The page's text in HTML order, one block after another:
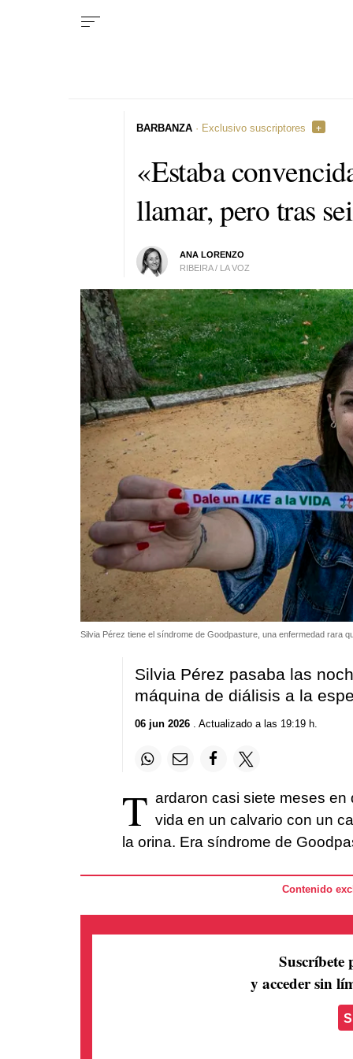
«Estaba
llamar, pero tras
ANA LORENZO
RIBEIRA / LA VOZ
BARBANZA · Exclusivo suscriptores
Silvia Pérez tiene el síndrome de Goodpasture, una enfermedad rara
Silvia Pérez pasaba las
máquina de diálisis a la
06 jun 2026. Actualizado a las 19:19 h.
T ardaron casi siete meses
vida en un calvario con un
la orina. Era síndrome de
Contenido
Suscríbete
y acceder sin